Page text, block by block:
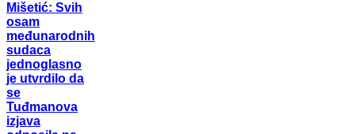
Mišetić: Svih
osam
međunarodnih
sudaca
jednoglasno
je utvrdilo da
se
Tuđmanova
izjava